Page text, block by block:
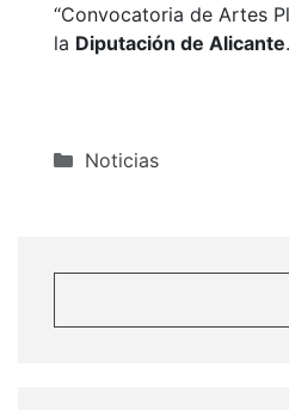
“Convocatoria de Artes
la Diputación de Alicante.
Categorías
Noticias